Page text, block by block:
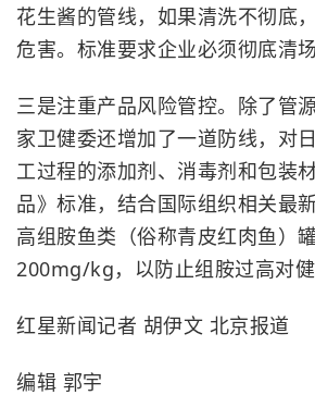
花生酱的管线，如果清洗不彻底
危害。标准要求企业必须彻底清
三是注重产品风险管控。除了管
家卫健委还增加了一道防线，对
工过程的添加剂、消毒剂和包装
品》标准，结合国际组织相关最
高组胺鱼类（俗称青皮红肉鱼）
200mg/kg，以防止组胺过高对健
红星新闻记者 胡伊文 北京报道
编辑 郭宇